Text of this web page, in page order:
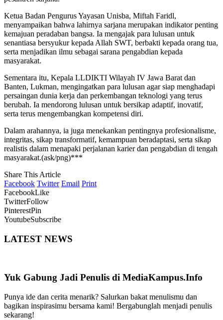
Ketua Badan Pengurus Yayasan Unisba, Miftah Faridl,
menyampaikan bahwa lahirnya sarjana merupakan indikator penting
kemajuan peradaban bangsa. Ia mengajak para lulusan untuk
senantiasa bersyukur kepada Allah SWT, berbakti kepada orang tua,
serta menjadikan ilmu sebagai sarana pengabdian kepada
masyarakat.
Sementara itu, Kepala LLDIKTI Wilayah IV Jawa Barat dan
Banten, Lukman, mengingatkan para lulusan agar siap menghadapi
persaingan dunia kerja dan perkembangan teknologi yang terus
berubah. Ia mendorong lulusan untuk bersikap adaptif, inovatif,
serta terus mengembangkan kompetensi diri.
Dalam arahannya, ia juga menekankan pentingnya profesionalisme,
integritas, sikap transformatif, kemampuan beradaptasi, serta sikap
realistis dalam menapaki perjalanan karier dan pengabdian di tengah
masyarakat.(ask/png)***
Share This Article
Facebook Twitter Email Print
FacebookLike
TwitterFollow
PinterestPin
YoutubeSubscribe
LATEST NEWS
Yuk Gabung Jadi Penulis di MediaKampus.Info
Punya ide dan cerita menarik? Salurkan bakat menulismu dan
bagikan inspirasimu bersama kami! Bergabunglah menjadi penulis
sekarang!